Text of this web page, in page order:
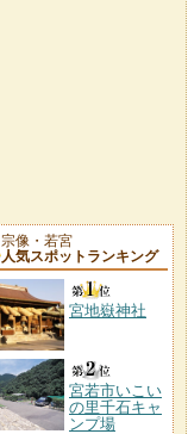
宗像・若宮
人気スポットランキング
宮地嶽神社
宮若市いこい
の里千石キャ
ンプ場